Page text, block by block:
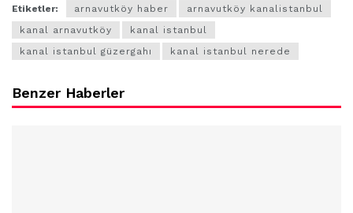
Etiketler: arnavutköy haber
arnavutköy kanalistanbul
kanal arnavutköy
kanal istanbul
kanal istanbul güzergahı
kanal istanbul nerede
Benzer Haberler